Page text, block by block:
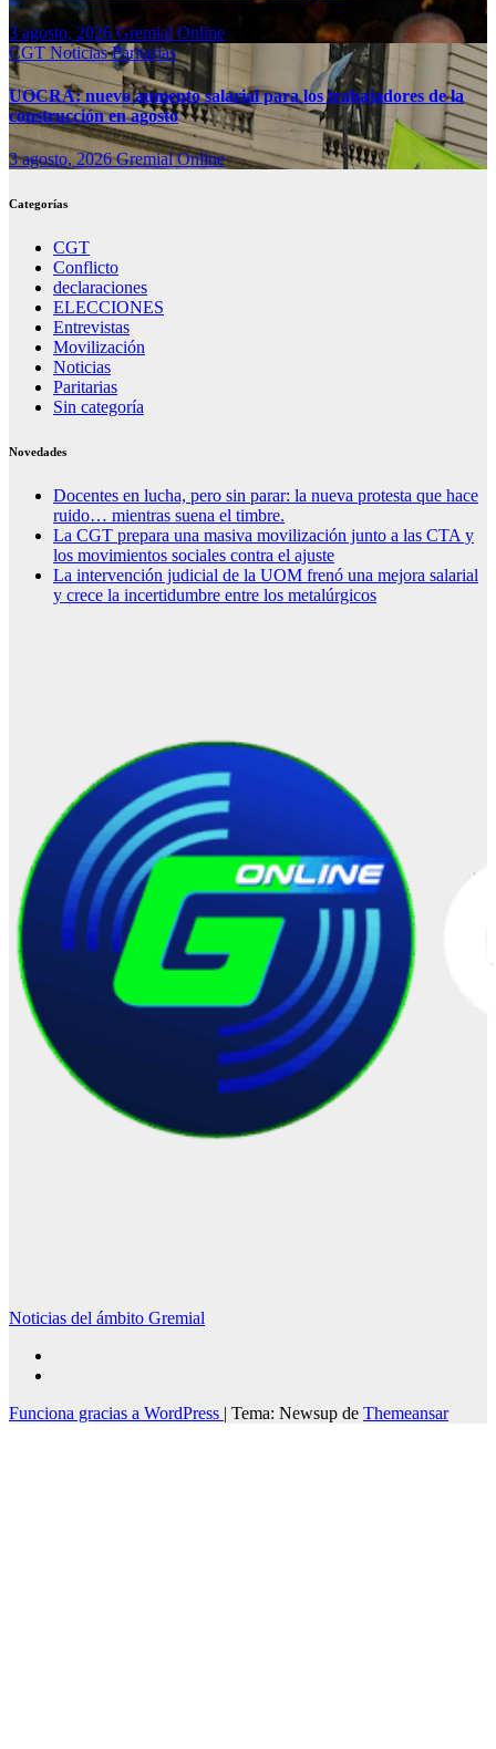
3 agosto, 2026 Gremial Online
CGT NoticiasParitarias
UOCRA: nuevo aumento salarial para los trabajadores de la
construcción en agosto
3 agosto, 2026Gremial Online
Categorías
CGT
Conflicto
declaraciones
ELECCIONES
Entrevistas
Movilización
Noticias
Paritarias
Sin categoría
Novedades
Docentes en lucha, pero sin parar: la nueva protesta que hace
ruido… mientras suena el timbre.
La CGT prepara una masiva movilización junto a las CTA y
los movimientos sociales contra el ajuste
La intervención judicial de la UOM frenó una mejora salarial
y crece la incertidumbre entre los metalúrgicos
Noticias del ámbito Gremial
Funciona gracias a WordPress | Tema: Newsup de Themeansar